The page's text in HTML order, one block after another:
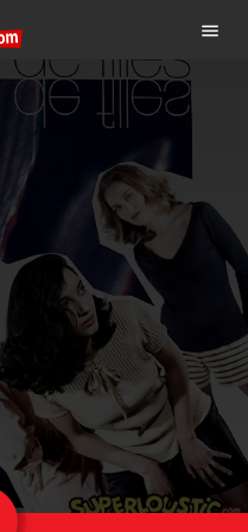
menu